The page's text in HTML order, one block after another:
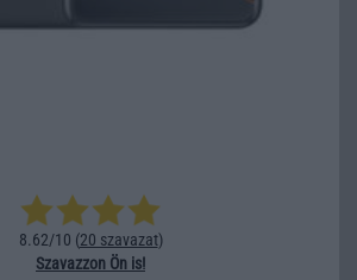
8.62/10 (20 szavazat)
Szavazzon Ön is!